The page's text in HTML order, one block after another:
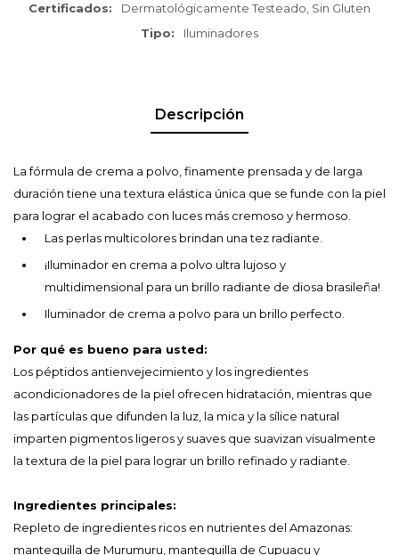
Certificados
Dermatológicamente Testeado, Sin Gluten
Tipo
Iluminadores
Descripción
La fórmula de crema a polvo, finamente prensada y de larga
duración tiene una textura elástica única que se funde con la piel
para lograr el acabado con luces más cremoso y hermoso.
Las perlas multicolores brindan una tez radiante.
¡Iluminador en crema a polvo ultra lujoso y
multidimensional para un brillo radiante de diosa brasileña!
Iluminador de crema a polvo para un brillo perfecto.
Por qué es bueno para usted:
Los péptidos antienvejecimiento y los ingredientes
acondicionadores de la piel ofrecen hidratación, mientras que
las partículas que difunden la luz, la mica y la sílice natural
imparten pigmentos ligeros y suaves que suavizan visualmente
la textura de la piel para lograr un brillo refinado y radiante.
Ingredientes principales:
Repleto de ingredientes ricos en nutrientes del Amazonas:
mantequilla de Murumuru, mantequilla de Cupuacu y